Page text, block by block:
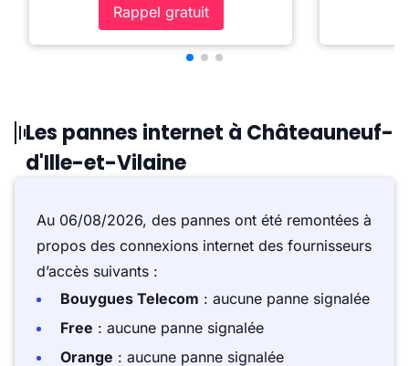
Rappel gratuit
Les pannes internet à Châteauneuf-
d'Ille-et-Vilaine
Au 06/08/2026, des pannes ont été remontées à
propos des connexions internet des fournisseurs
d’accès suivants :
Bouygues Telecom : aucune panne signalée
Free : aucune panne signalée
Orange : aucune panne signalée